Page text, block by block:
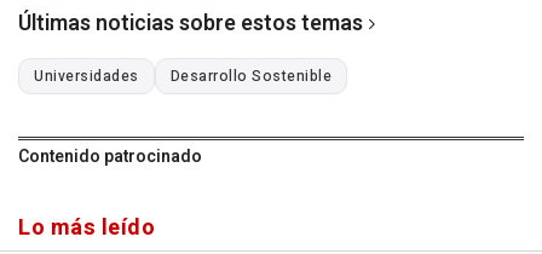
Últimas noticias sobre estos temas
Universidades Desarrollo Sostenible
Contenido patrocinado
Lo más leído